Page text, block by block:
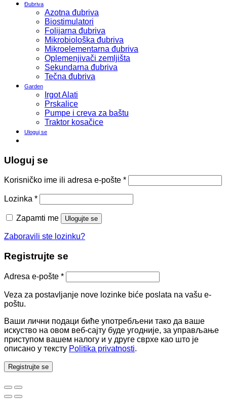
Đubriva
Azotna đubriva
Biostimulatori
Folijarna đubriva
Mikrobiološka đubriva
Mikroelementarna đubriva
Oplemenjivači zemljišta
Sekundarna đubriva
Tečna đubriva
Garden
Irgot Alati
Prskalice
Pumpe i creva za baštu
Traktor kosačice
Uloguj se
Uloguj se
Korisničko ime ili adresa e-pošte *
Lozinka *
Zapamti me Ulogujte se
Zaboravili ste lozinku?
Registrujte se
Adresa e-pošte *
Veza za postavljanje nove lozinke biće poslata na vašu e-
poštu.
Ваши лични подаци биће употребљени тако да ваше
искуство на овом веб-сајту буде угодније, за управљање
приступом вашем налогу и у друге сврхе као што је
описано у тексту Politika privatnosti.
Registrujte se